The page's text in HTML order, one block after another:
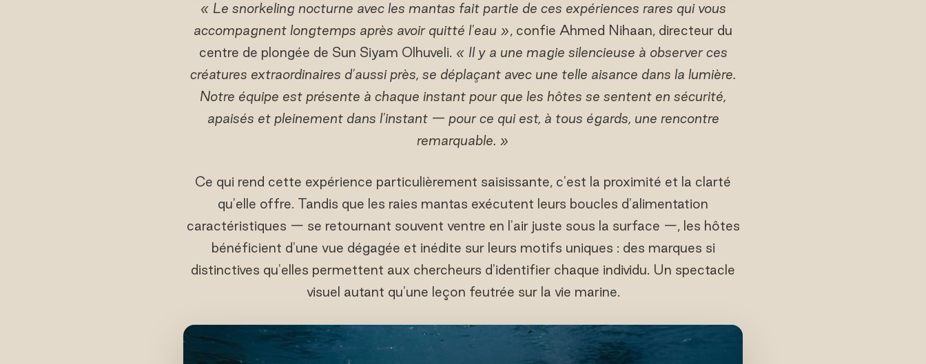
« Le snorkeling nocturne avec les mantas fait partie de ces expériences rares qui vous
accompagnent longtemps après avoir quitté l'eau », confie Ahmed Nihaan, directeur du
centre de plongée de Sun Siyam Olhuveli. « Il y a une magie silencieuse à observer ces
créatures extraordinaires d'aussi près, se déplaçant avec une telle aisance dans la lumière.
Notre équipe est présente à chaque instant pour que les hôtes se sentent en sécurité,
apaisés et pleinement dans l'instant — pour ce qui est, à tous égards, une rencontre
remarquable. »
Ce qui rend cette expérience particulièrement saisissante, c'est la proximité et la clarté
qu'elle offre. Tandis que les raies mantas exécutent leurs boucles d'alimentation
caractéristiques — se retournant souvent ventre en l'air juste sous la surface —, les hôtes
bénéficient d'une vue dégagée et inédite sur leurs motifs uniques : des marques si
distinctives qu'elles permettent aux chercheurs d'identifier chaque individu. Un spectacle
visuel autant qu'une leçon feutrée sur la vie marine.